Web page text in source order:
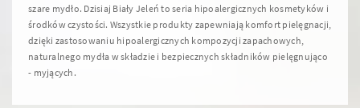
szare mydło. Dzisiaj Biały Jeleń to seria hipoalergicznych kosmetyków i
środków czystości. Wszystkie produkty zapewniają komfort pielęgnacji,
dzięki zastosowaniu hipoalergicznych kompozycji zapachowych,
naturalnego mydła w składzie i bezpiecznych składników pielęgnująco
- myjących.